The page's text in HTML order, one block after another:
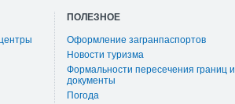
ПОЛЕЗНОЕ
Оформление загранпаспортов
Новости туризма
Формальности пересечения границ и
документы
Погода